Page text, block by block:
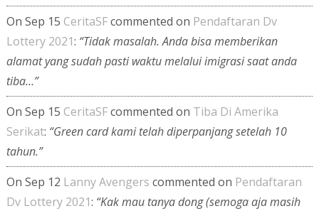
On Sep 15 CeritaSFcommented on Pendaftaran Dv
Lottery 2021: “Tidak masalah. Anda bisa memberikan
alamat yang sudah pasti waktu melalui imigrasi saat anda
tiba…”
On Sep 15 CeritaSFcommented on Tiba Di Amerika
Serikat: “Green card kami telah diperpanjang setelah 10
tahun.”
On Sep 12 Lanny Avengers commented on Pendaftaran
Dv Lottery 2021: “Kak mau tanya dong (semoga aja masih